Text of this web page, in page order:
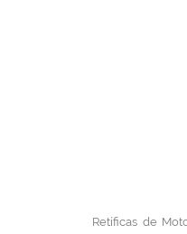
Retíficas de